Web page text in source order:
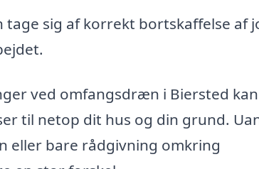
tage sig af korrekt bortskaffelse af
ved omfangsdræn i Biersted kan
til netop dit hus og din grund.
eller bare rådgivning omkring